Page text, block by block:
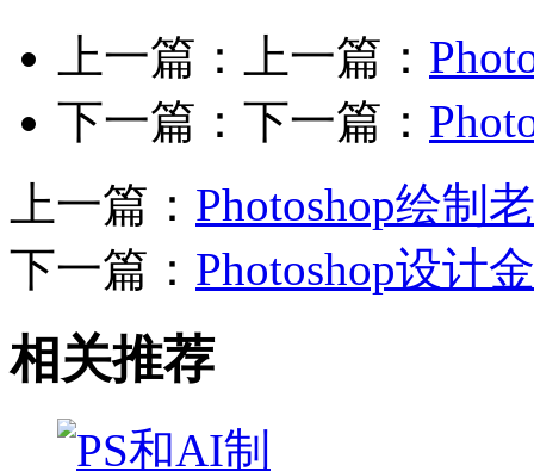
上一篇：上一篇：
下一篇：下一篇：
上一篇： Photoshop绘制
下一篇： Photoshop设计
相关推荐